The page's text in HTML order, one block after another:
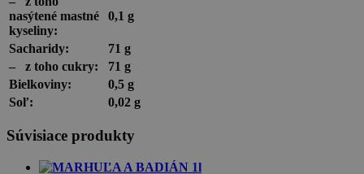
nasýtené mastné
kyseliny:
0,1 g
Sacharidy:
71 g
– z toho cukry:
71 g
Bielkoviny:
0,5 g
Soľ:
0,02 g
Súvisiace produkty